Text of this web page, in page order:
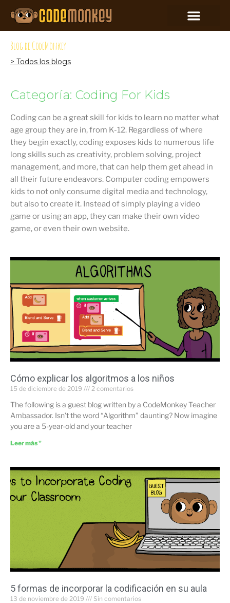
Blog de CodeMonkey
> Todos los blogs
Categoría: Coding For Kids
Coding can be a great skill for kids to learn no matter what
age group they are in, from K-12. Regardless of where
they begin exactly, coding exposes kids to numerous life
long skills such as creativity, problem solving, project
management, and more, that can help them get ahead in
all their future endeavors. Computer coding empowers
kids to not only consume digital media and technology,
but also to create it. Instead of simply playing a video
game or using an app, they can make their own video
game, or even their own website.
Cómo explicar los algoritmos a los niños
15 de diciembre de 2019 2 comentarios
The following is a guest blog written by a CodeMonkey Teacher
Ambassador. Isn’t the word “Algorithm” daunting? Now imagine
you are a 5-year-old and your teacher
Leer más "
5 formas de incorporar la codificación en su aula
13 de noviembre de 2019 Sin comentarios